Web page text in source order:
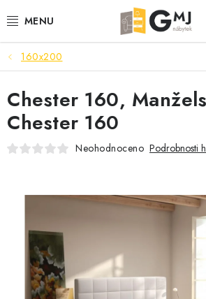
na
SEDACÍ SOUPRAVY
OBÝVACÍ POKOJ
LOŽNICE
VÝPRODEJ
160x200
Chester 160,
Chester 160
Neohodnoceno Podrobnosti